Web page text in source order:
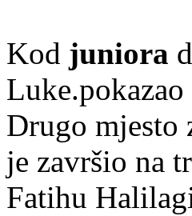
Kod juniora
Drugo
je završio na
Fatihu